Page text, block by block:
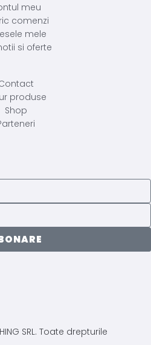
meu
comenzi
mele
si oferte
produse
Shop
SRL. Toate drepturile